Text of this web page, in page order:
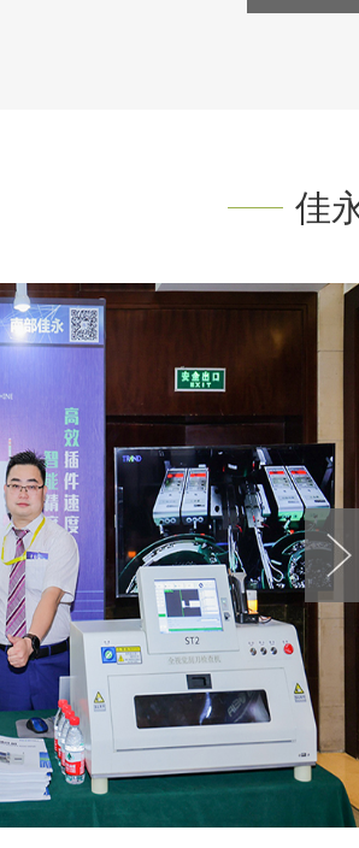
佳
2023年“风雨同行，佳
永20年”泉州三日游
2021年6月10日
论坛青岛峰会